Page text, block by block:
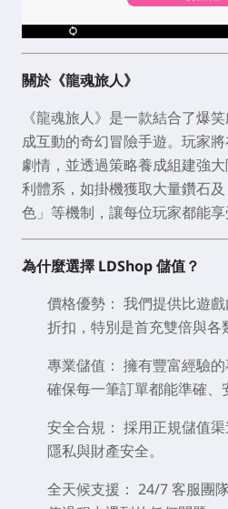
關於《龍魂旅人》
《龍魂旅人》是一款結合了爆
成互動的奇幻冒險手遊。玩家
劇情，並透過策略養成組建強
利體系，如掛機獲取大量鑽石
色」等機制，讓每位玩家都能享
為什麼選擇 LDShop 儲值？
價格優勢： 我們提供比遊
折扣，特別是首充雙倍與各
專業儲值 ： 擁有豐富經驗
確保每一筆訂單都能準確、
安全合規： 採用正規儲值
隱私與財產安全。
全天候支援： 24/7 客服團